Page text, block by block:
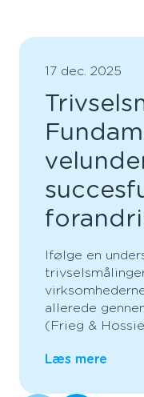
17 dec. 2025
Ifølge en
allerede
(Frieg &
Læs mere